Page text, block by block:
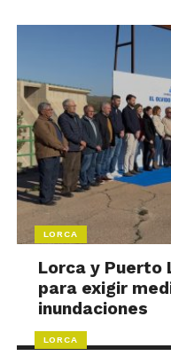
LORCA
Lorca y Puerto
para exigir
inundaciones
LORCA